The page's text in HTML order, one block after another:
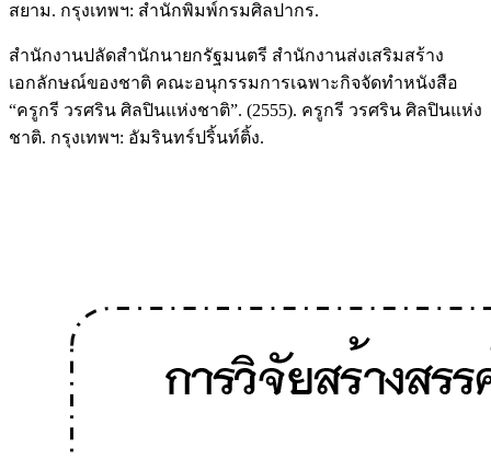
สยาม. กรุงเทพฯ: สำนักพิมพ์กรมศิลปากร.
สำนักงานปลัดสำนักนายกรัฐมนตรี สำนักงานส่งเสริมสร้าง
เอกลักษณ์ของชาติ คณะอนุกรรมการเฉพาะกิจจัดทำหนังสือ
“ครูกรี วรศริน ศิลปินแห่งชาติ”. (2555). ครูกรี วรศริน ศิลปินแห่ง
ชาติ. กรุงเทพฯ: อัมรินทร์ปริ้นท์ติ้ง.